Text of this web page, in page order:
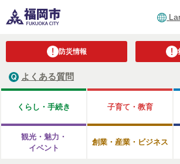
防災情報
よくある質問
くらし・手続き 子育て・教育
観光・魅力・
イベント
創業・産業・ビジネス